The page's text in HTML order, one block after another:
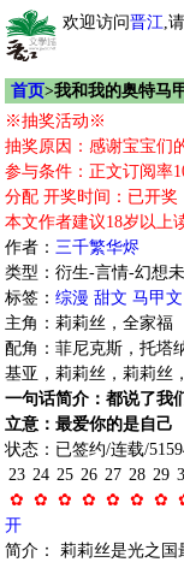
欢迎访问晋江,
首页>我和我的奥特马
※抽奖活动※
抽奖原因：感谢宝宝们
参与条件：正文订阅率
分配 开奖时间：已开
本文作者建议18岁以上
作者： 三千繁华烬
类型：衍生-言情-幻想
标签： 综漫 甜文 马甲文
主角：莉莉丝，全家福
配角：菲尼克斯，托塔
基亚，莉莉丝，莉莉丝
一句话简介：都说了我
立意：最爱你的是自己
状态：已签约/连载/
23
✿
24
✿
25
✿
26
✿
27
✿
28
✿
29
✿
开
简介： 莉莉丝是光之国